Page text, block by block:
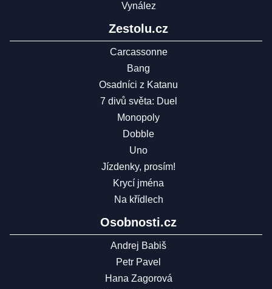
Vynález
Zestolu.cz
Carcassonne
Bang
Osadníci z Katanu
7 divů světa: Duel
Monopoly
Dobble
Uno
Jízdenky, prosím!
Krycí jména
Na křídlech
Osobnosti.cz
Andrej Babiš
Petr Pavel
Hana Zagorová